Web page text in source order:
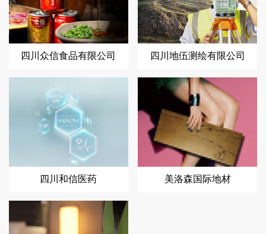
四川众信食品有限公司 四川地伍测绘有限公司
四川和信医药 美洛森国际地材